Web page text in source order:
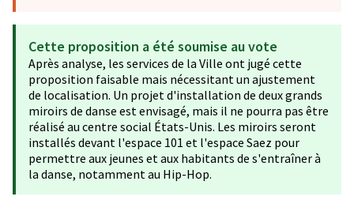
Cette proposition a été soumise au vote
Après analyse, les services de la Ville ont jugé cette
proposition faisable mais nécessitant un ajustement
de localisation. Un projet d'installation de deux grands
miroirs de danse est envisagé, mais il ne pourra pas être
réalisé au centre social États-Unis. Les miroirs seront
installés devant l'espace 101 et l'espace Saez pour
permettre aux jeunes et aux habitants de s'entraîner à
la danse, notamment au Hip-Hop.